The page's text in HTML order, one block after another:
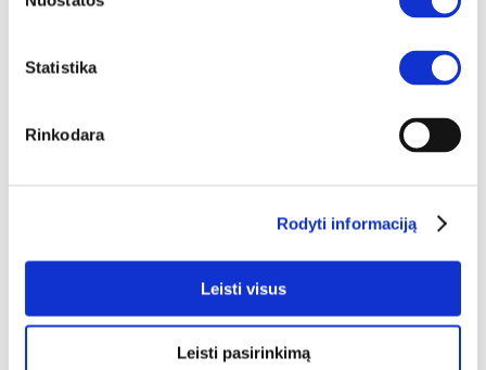
Statistika
Rinkodara
Rodyti informaciją
Leisti visus
Leisti pasirinkimą
esančių prekių kainų